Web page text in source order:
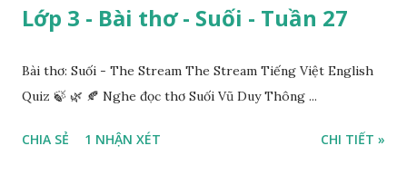
Lớp 3 - Bài thơ - Suối - Tuần 27
Bài thơ: Suối - The Stream The Stream Tiếng Việt English
Quiz 🍃 🌿 🍂 Nghe đọc thơ Suối Vũ Duy Thông ...
CHIA SẺ 1 NHẬN XÉT CHI TIẾT »